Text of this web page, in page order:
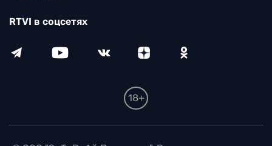
RTVI в соцсетях
18+